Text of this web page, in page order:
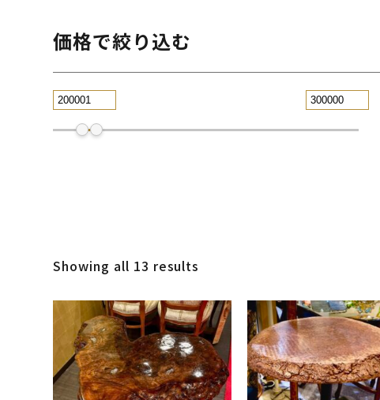
価格で絞り込む
Showing all 13 results